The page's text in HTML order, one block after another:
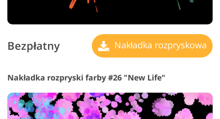
Bezpłatny Nakładka rozpryskowa
Nakładka rozpryski farby #26 "New Life"